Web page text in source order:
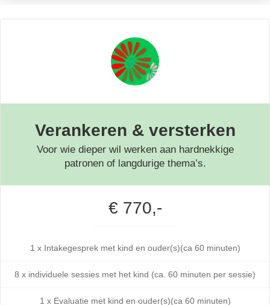
Verankeren & versterken
Voor wie dieper wil werken aan hardnekkige
patronen of langdurige thema’s.
€ 770,-
1 x Intakegesprek met kind en ouder(s)(ca 60 minuten)
8 x individuele sessies met het kind (ca. 60 minuten per sessie)
1 x Evaluatie met kind en ouder(s)(ca 60 minuten)